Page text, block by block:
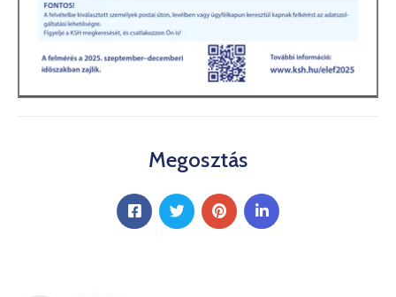
Megosztás